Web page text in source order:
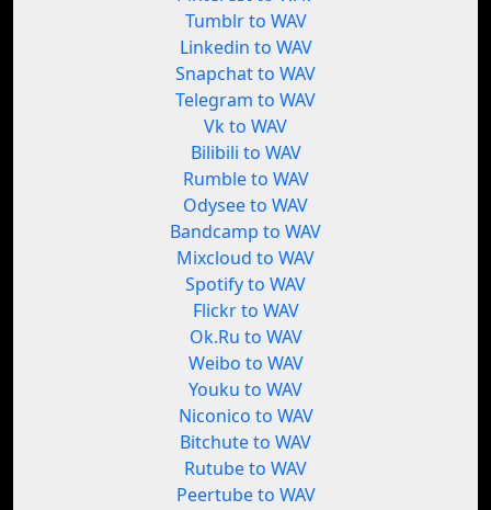
Tumblr to WAV
Linkedin to WAV
Snapchat to WAV
Telegram to WAV
Vk to WAV
Bilibili to WAV
Rumble to WAV
Odysee to WAV
Bandcamp to WAV
Mixcloud to WAV
Spotify to WAV
Flickr to WAV
Ok.Ru to WAV
Weibo to WAV
Youku to WAV
Niconico to WAV
Bitchute to WAV
Rutube to WAV
Peertube to WAV